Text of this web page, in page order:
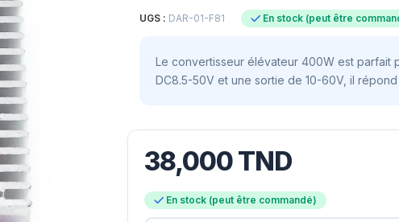
UGS : DAR-01-F81 En stock (peut être
Le convertisseur élévateur 400W est parfait
DC8.5-50V et une sortie de 10-60V, il
38,000TND
En stock (peut être commandé)